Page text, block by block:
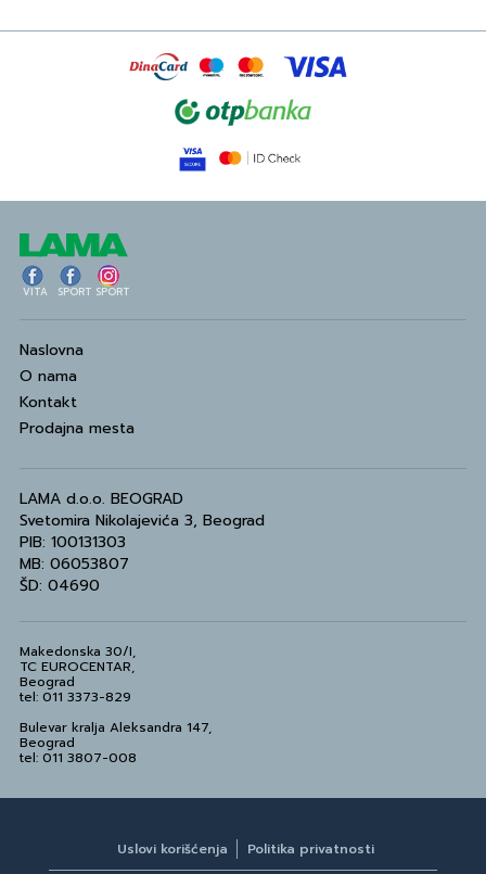
VITA SPORT SPORT
Naslovna
O nama
Kontakt
Prodajna mesta
LAMA d.o.o. BEOGRAD
Svetomira Nikolajevića 3, Beograd
PIB: 100131303
MB: 06053807
ŠD: 04690
Makedonska 30/I,
TC EUROCENTAR,
Beograd
tel: 011 3373-829
Bulevar kralja Aleksandra 147,
Beograd
tel: 011 3807-008
Uslovi korišćenja Politika privatnosti